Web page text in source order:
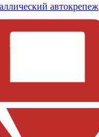
автокрепеж